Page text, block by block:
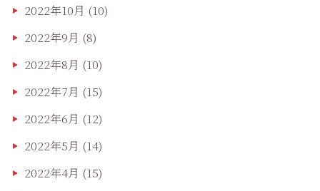
2022年10月 (10)
2022年9月 (8)
2022年8月 (10)
2022年7月 (15)
2022年6月 (12)
2022年5月 (14)
2022年4月 (15)